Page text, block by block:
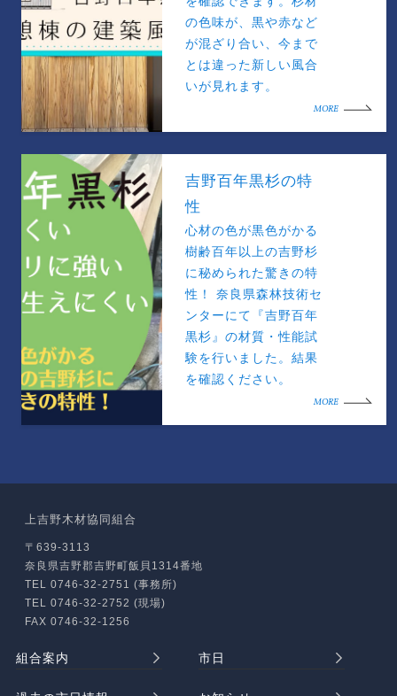
の色味が、黒や赤など
が混ざり合い、今まで
とは違った新しい風合
いが見れます。
MORE
吉野百年黒杉の特
性
心材の色が黒色がかる
樹齢百年以上の吉野杉
に秘められた驚きの特
性！ 奈良県森林技術セ
ンターにて『吉野百年
黒杉』の材質・性能試
験を行いました。結果
を確認ください。
MORE
上吉野木材協同組合
〒639-3113
奈良県吉野郡吉野町飯貝1314番地
TEL 0746-32-2751 (事務所)
TEL 0746-32-2752 (現場)
FAX 0746-32-1256
組合案内 市日